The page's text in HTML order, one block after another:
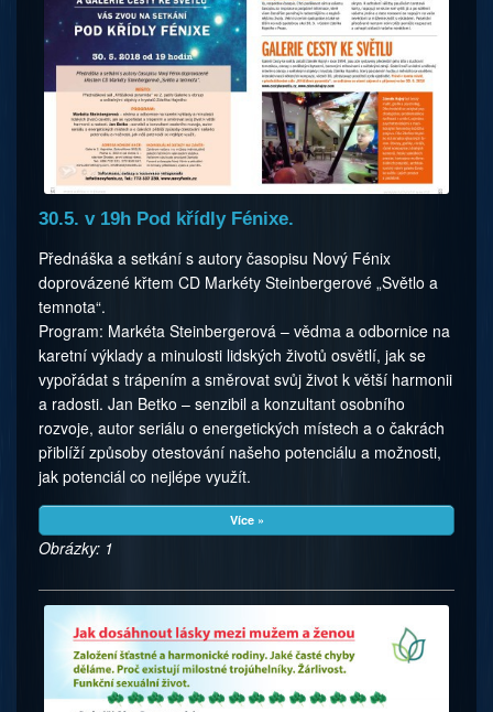
30.5. v 19h Pod křídly Fénixe.
Přednáška a setkání s autory časopisu Nový Fénix
doprovázené křtem CD Markéty Steinbergerové „Světlo a
temnota“.
Program: Markéta Steinbergerová – vědma a odbornice na
karetní výklady a minulosti lidských životů osvětlí, jak se
vypořádat s trápením a směrovat svůj život k větší harmonii
a radosti. Jan Betko – senzibil a konzultant osobního
rozvoje, autor seriálu o energetických místech a o čakrách
přiblíží způsoby otestování našeho potenciálu a možnosti,
jak potenciál co nejlépe využít.
Více »
Obrázky: 1